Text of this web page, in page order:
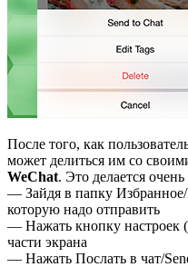
После того, как
может делиться им со
WeChat. Это делается очень
— Зайдя в папку Избранное/
которую надо отправить
— Нажать кнопку настроек
части экрана
— Нажать Послать в чат/